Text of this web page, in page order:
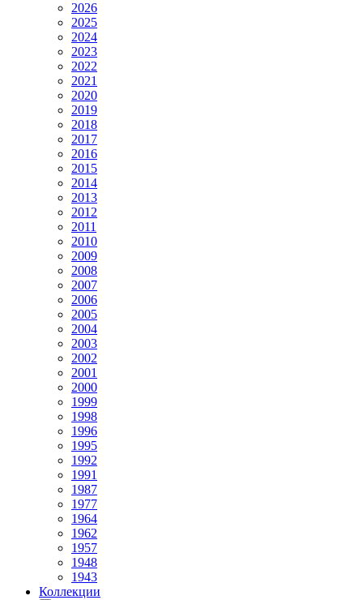
2026
2025
2024
2023
2022
2021
2020
2019
2018
2017
2016
2015
2014
2013
2012
2011
2010
2009
2008
2007
2006
2005
2004
2003
2002
2001
2000
1999
1998
1996
1995
1992
1991
1987
1977
1964
1962
1957
1948
1943
Коллекции